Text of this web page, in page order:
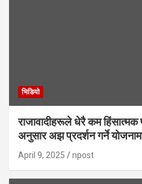
भिडियाे
राजावादीहरूले धेरै कम
अनुसार अझ प्रदर्शन गर्ने
April 9, 2025 npost